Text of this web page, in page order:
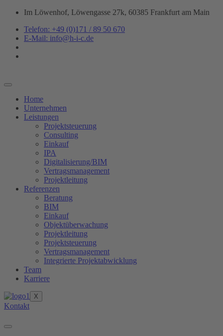
Zum
springen
Im Löwenhof, Löwengasse 27k, 60385 Frankfurt am Main
Telefon: +49 (0)171 / 89 50 670
E-Mail: info@h-i-c.de
Home
Unternehmen
Leistungen
Projektsteuerung
Consulting
Einkauf
IPA
Digitalisierung/BIM
Vertragsmanagement
Projektleitung
Referenzen
Beratung
BIM
Einkauf
Objektüberwachung
Projektleitung
Projektsteuerung
Vertragsmanagement
Integrierte Projektabwicklung
Team
Karriere
X
Kontakt